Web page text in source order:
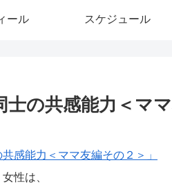
ール スケジュール
の共感能力＜マ
感能力＜ママ友編その２＞」
性は、